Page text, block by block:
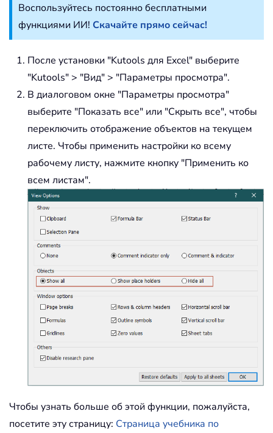
Воспользуйтесь постоянно бесплатными
функциями ИИ! Скачайте прямо сейчас!
После установки "Kutools для Excel" выберите
"Kutools" > "Вид" > "Параметры просмотра".
В диалоговом окне "Параметры просмотра"
выберите "Показать все" или "Скрыть все", чтобы
переключить отображение объектов на текущем
листе. Чтобы применить настройки ко всему
рабочему листу, нажмите кнопку "Применить ко
всем листам".
Чтобы узнать больше об этой функции, пожалуйста,
посетите эту страницу: Страница учебника по